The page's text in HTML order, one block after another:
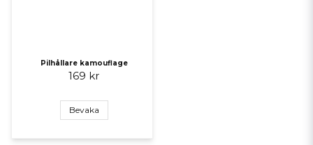
Pilhållare kamouflage
169 kr
Bevaka